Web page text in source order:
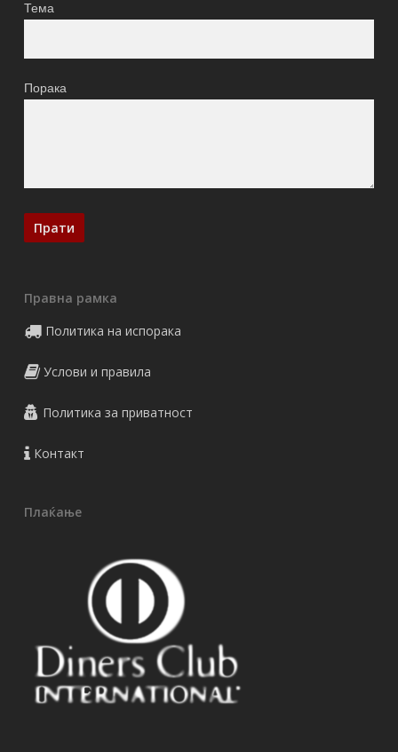
Тема
Порака
Правна рамка
Политика на испорака
Услови и правила
Политика за приватност
Контакт
Плаќање